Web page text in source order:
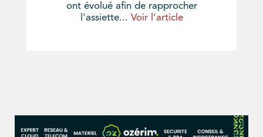
ont évolué afin de rapprocher
l'assiette... Voir l'article